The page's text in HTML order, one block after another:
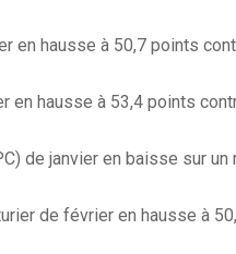
en hausse à 50,7 points
hausse à 53,4 points
de janvier en baisse sur
de février en hausse à